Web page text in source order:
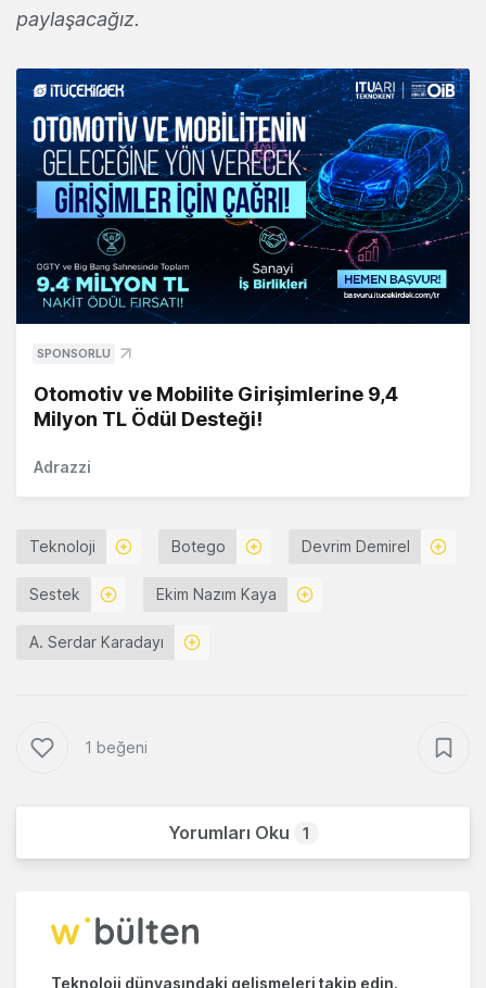
paylaşacağız.
SPONSORLU
Otomotiv ve Mobilite Girişimlerine 9,4
Milyon TL Ödül Desteği!
Adrazzi
Teknoloji Botego Devrim Demirel
Sestek Ekim Nazım Kaya
A. Serdar Karadayı
1 beğeni
Yorumları Oku 1
Teknoloji dünyasındaki gelişmeleri takip edin.